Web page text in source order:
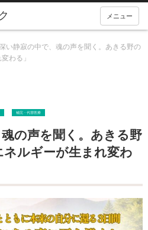
メニュー
深い静寂の中で、魂の声を聞く。あきる野の
わる」
補完・代替医療
魂の声を聞く。あきる野
ルギーが生まれ変わ